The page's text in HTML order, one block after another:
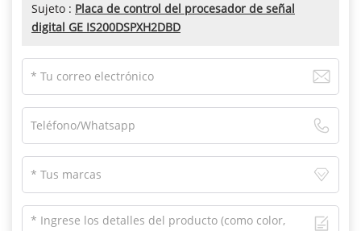
Sujeto : Placa de control del procesador de señal
digital GE IS200DSPXH2DBD